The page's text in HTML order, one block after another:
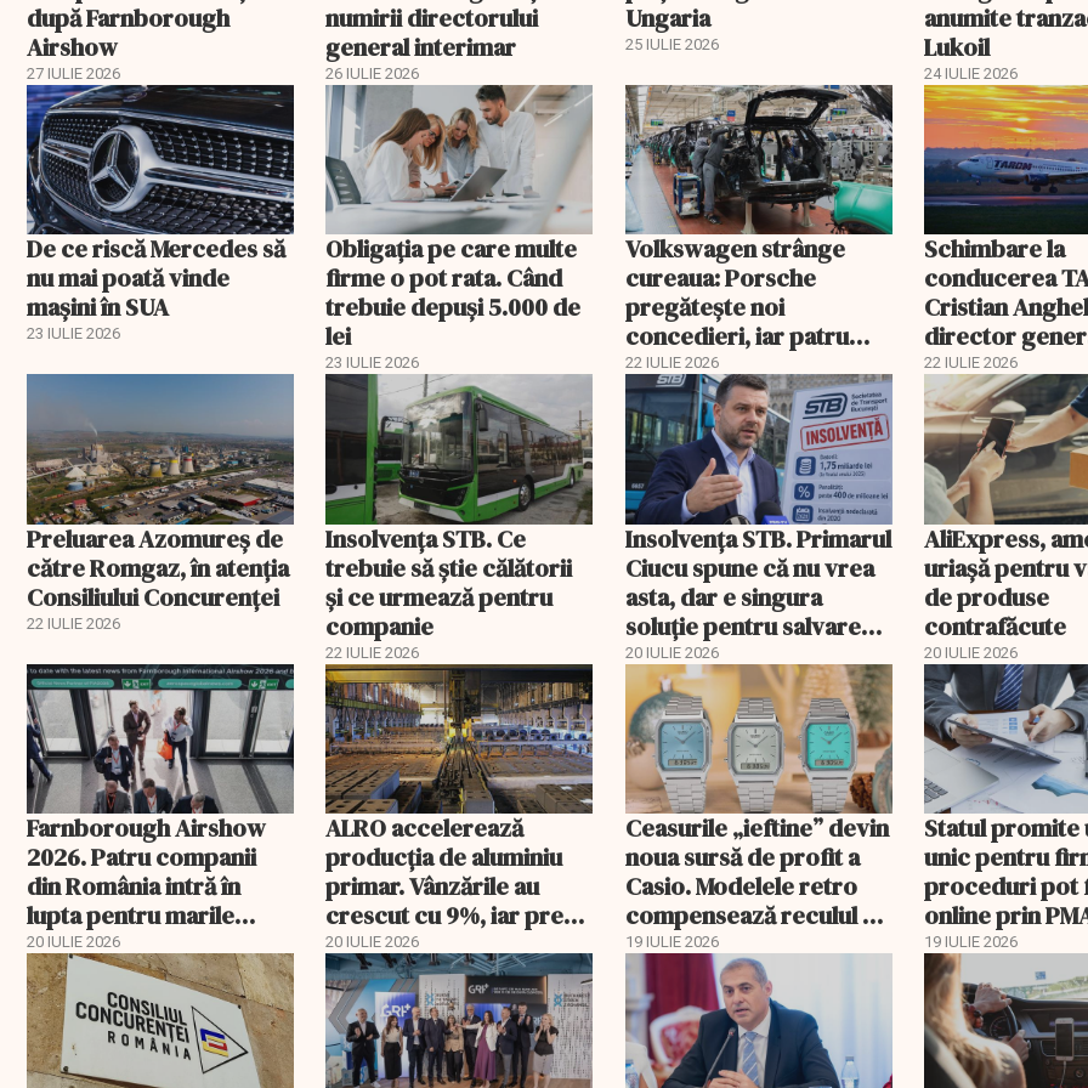
după Farnborough
Airshow
27 IULIE 2026
numirii directorului
general interimar
26 IULIE 2026
Ungaria
25 IULIE 2026
anumite
Lukoil
24 IULIE 2026
De ce riscă Mercedes să
nu mai poată vinde
mașini în SUA
23 IULIE 2026
Obligația pe care multe
firme o pot rata. Când
trebuie depuși 5.000 de
lei
23 IULIE 2026
Volkswagen strânge
cureaua: Porsche
pregătește noi
concedieri, iar patru
fabrici din Germania
riscă închiderea
22 IULIE 2026
Schimbare la
conducerea
Cristian
director
interimar.
Costaș,
22 IULIE 2026
Preluarea Azomureş de
către Romgaz, în atenţia
Consiliului Concurenţei
22 IULIE 2026
Insolvenţa STB. Ce
trebuie să ştie călătorii
şi ce urmează pentru
companie
22 IULIE 2026
Insolvenţa STB. Primarul
Ciucu spune că nu vrea
asta, dar e singura
soluţie pentru salvarea
companiei
20 IULIE 2026
AliExpress,
uriaşă pentru
de produse
contrafăcute
20 IULIE 2026
Farnborough Airshow
2026. Patru companii
din România intră în
lupta pentru marile
contracte din aviație și
apărare
20 IULIE 2026
ALRO accelerează
producția de aluminiu
primar. Vânzările au
crescut cu 9%, iar prețul
metalului a urcat cu
peste 43%
20 IULIE 2026
Ceasurile „ieftine” devin
noua sursă de profit a
Casio. Modelele retro
compensează reculul G-
Shock din China
19 IULIE 2026
Statul promite
unic pentru
proceduri pot
online prin
19 IULIE 2026